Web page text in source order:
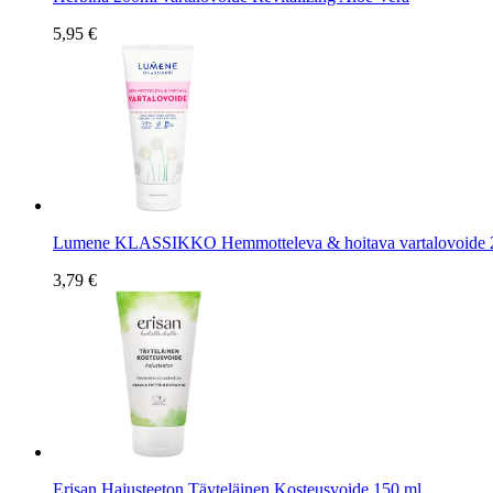
5,95 €
Lumene KLASSIKKO Hemmotteleva & hoitava vartalovoide
3,79 €